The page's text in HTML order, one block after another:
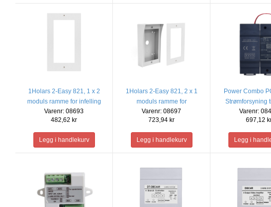
1Holars 2-Easy 821, 1 x 2
moduls ramme for infelling
Varenr: 08693
482,62 kr
1Holars 2-Easy 821, 2 x 1
moduls ramme for
utenpåliggende
Varenr: 08697
723,94 kr
Power Combo
Strømforsyning
Varenr:
697,12